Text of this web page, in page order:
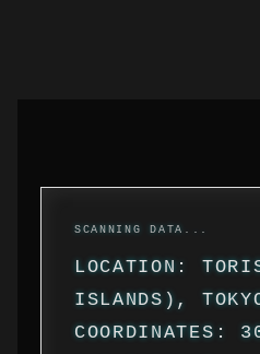
LOCATION:
ISLANDS),
COORDINATES: